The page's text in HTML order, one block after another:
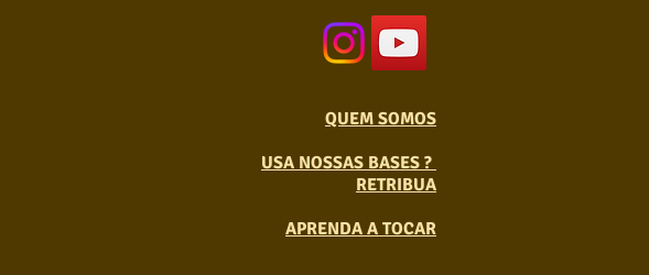
QUEM SOMOS
USA NOSSAS BASES ?
RETRIBUA
APRENDA A TOCAR